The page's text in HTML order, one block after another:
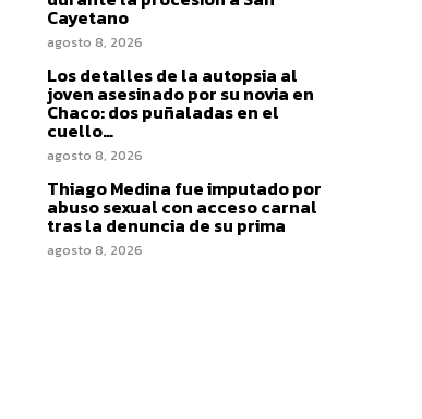
Cayetano
agosto 8, 2026
Los detalles de la autopsia al
joven asesinado por su novia en
Chaco: dos puñaladas en el
cuello…
agosto 8, 2026
Thiago Medina fue imputado por
abuso sexual con acceso carnal
tras la denuncia de su prima
agosto 8, 2026